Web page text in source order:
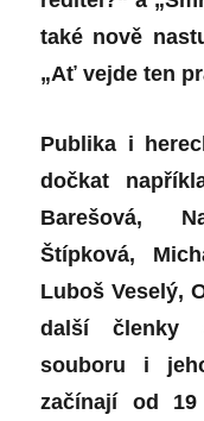
také nově
„Ať vejde ten
Publika i
dočkat
Barešová,
Štípková,
Luboš Veselý,
další členky
souboru i
začínají od